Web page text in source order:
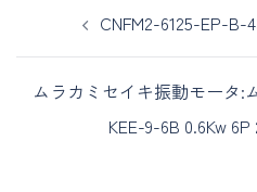
CNFM2-6125-EP-
ムラカミセイキ振動モータ:
KEE-9-6B 0.6Kw